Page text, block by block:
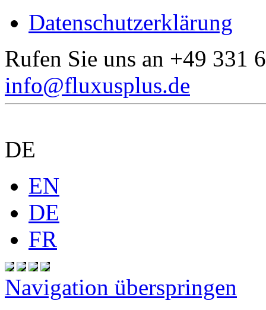
Datenschutzerklärung
Rufen Sie uns an +49 331
info@fluxusplus.de
DE
EN
DE
FR
Navigation überspringen